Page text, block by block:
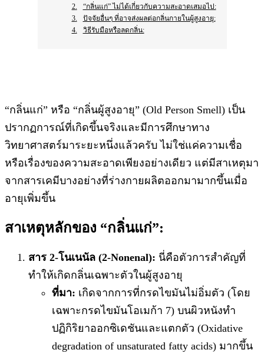
“กลิ่นแก่” ไม่ได้เกี่ยวกับความสะอาดเสมอไป:
ปัจจัยอื่นๆ ที่อาจส่งผลต่อกลิ่นกายในผู้สูงอายุ:
วิธีรับมือหรือลดกลิ่น:
“กลิ่นแก่” หรือ “กลิ่นผู้สูงอายุ” (Old Person Smell) เป็น
ปรากฏการณ์ที่เกิดขึ้นจริงและมีการศึกษาทาง
วิทยาศาสตร์มาระยะหนึ่งแล้วครับ ไม่ใช่แค่ความเชื่อ
หรือเรื่องของความสะอาดเพียงอย่างเดียว แต่มีสาเหตุมา
จากสารเคมีบางอย่างที่ร่างกายผลิตออกมามากขึ้นเมื่อ
อายุเพิ่มขึ้น
สาเหตุหลักของ “กลิ่นแก่”:
สาร 2-โนเนนัล (2-Nonenal): นี่คือตัวการสำคัญที่
ทำให้เกิดกลิ่นเฉพาะตัวในผู้สูงอายุ
ที่มา: เกิดจากการที่กรดไขมันไม่อิ่มตัว (โดย
เฉพาะกรดไขมันโอเมก้า 7) บนผิวหนังทำ
ปฏิกิริยาออกซิเดชันและแตกตัว (Oxidative
degradation of unsaturated fatty acids) มากขึ้น